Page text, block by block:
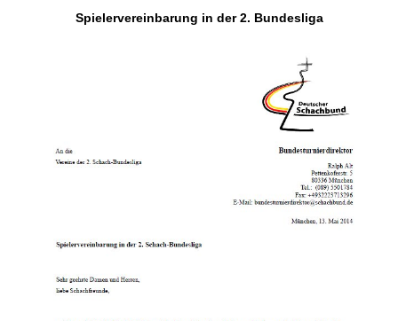
Spielervereinbarung in der 2. Bundesliga